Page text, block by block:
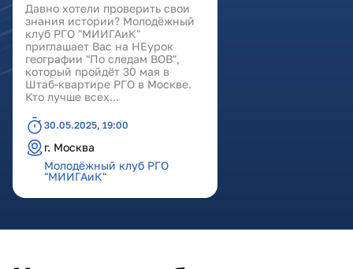
Давно хотели проверить свои
знания истории? Молодёжный
клуб РГО "МИИГАиК"
приглашает Вас на НЕурок
географии "По следам ВОВ",
который пройдёт 30 мая в
Штаб-квартире РГО в Москве.
Кто лучше всех...
30.05.2025, 19:00
г. Москва
Молодёжный клуб РГО
"МИИГАиК"